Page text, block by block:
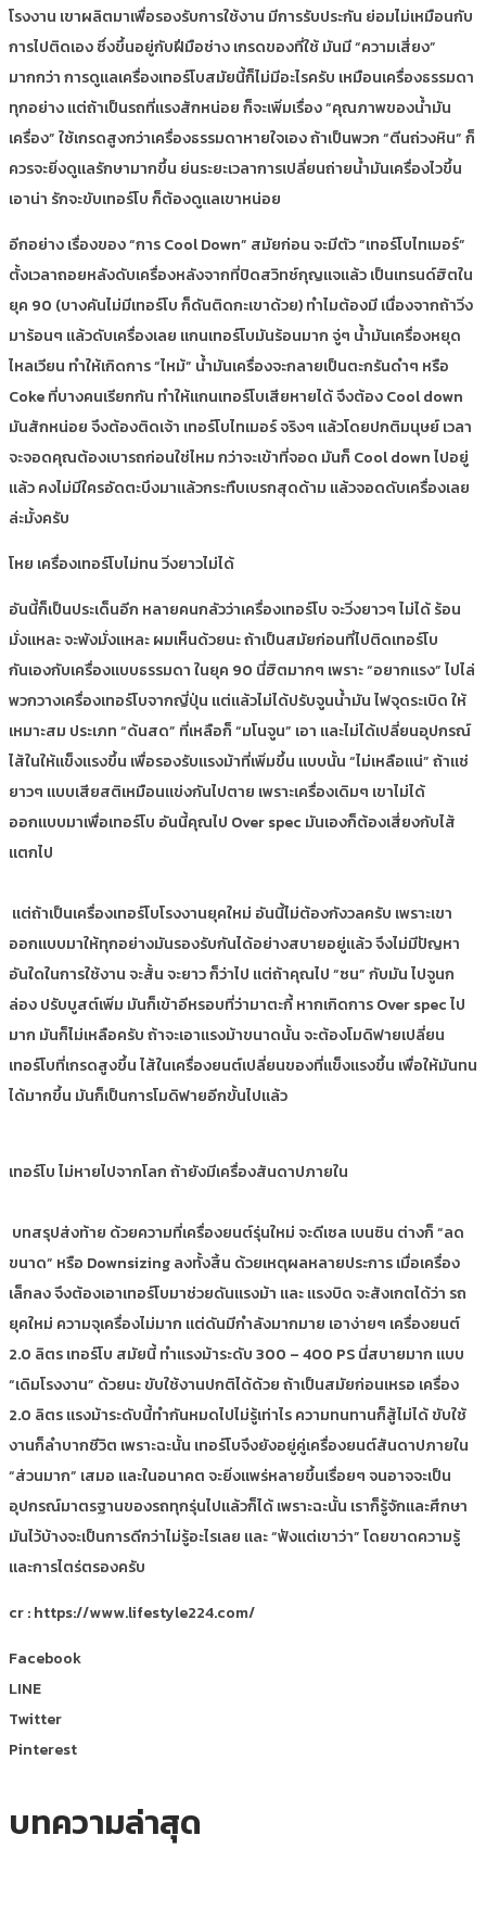
โรงงาน เขาผลิตมาเพื่อรองรับการใช้งาน มีการรับประกัน ย่อมไม่เหมือนกับ
การไปติดเอง ซึ่งขึ้นอยู่กับฝีมือช่าง เกรดของที่ใช้ มันมี “ความเสี่ยง”
มากกว่า การดูแลเครื่องเทอร์โบสมัยนี้ก็ไม่มีอะไรครับ เหมือนเครื่องธรรมดา
ทุกอย่าง แต่ถ้าเป็นรถที่แรงสักหน่อย ก็จะเพิ่มเรื่อง “คุณภาพของน้ำมัน
เครื่อง” ใช้เกรดสูงกว่าเครื่องธรรมดาหายใจเอง ถ้าเป็นพวก “ตีนถ่วงหิน” ก็
ควรจะยิ่งดูแลรักษามากขึ้น ย่นระยะเวลาการเปลี่ยนถ่ายน้ำมันเครื่องไวขึ้น
เอาน่า รักจะขับเทอร์โบ ก็ต้องดูแลเขาหน่อย
อีกอย่าง เรื่องของ “การ Cool Down” สมัยก่อน จะมีตัว “เทอร์โบไทเมอร์”
ตั้งเวลาถอยหลังดับเครื่องหลังจากที่ปิดสวิทช์กุญแจแล้ว เป็นเทรนด์ฮิตใน
ยุค 90 (บางคันไม่มีเทอร์โบ ก็ดันติดกะเขาด้วย) ทำไมต้องมี เนื่องจากถ้าวิ่ง
มาร้อนๆ แล้วดับเครื่องเลย แกนเทอร์โบมันร้อนมาก จู่ๆ น้ำมันเครื่องหยุด
ไหลเวียน ทำให้เกิดการ “ไหม้” น้ำมันเครื่องจะกลายเป็นตะกรันดำๆ หรือ
Coke ที่บางคนเรียกกัน ทำให้แกนเทอร์โบเสียหายได้ จึงต้อง Cool down
มันสักหน่อย จึงต้องติดเจ้า เทอร์โบไทเมอร์ จริงๆ แล้วโดยปกติมนุษย์ เวลา
จะจอดคุณต้องเบารถก่อนใช่ไหม กว่าจะเข้าที่จอด มันก็ Cool down ไปอยู่
แล้ว คงไม่มีใครอัดตะบึงมาแล้วกระทืบเบรกสุดด้าม แล้วจอดดับเครื่องเลย
ล่ะมั้งครับ
โหย เครื่องเทอร์โบไม่ทน วิ่งยาวไม่ได้
อันนี้ก็เป็นประเด็นอีก หลายคนกลัวว่าเครื่องเทอร์โบ จะวิ่งยาวๆ ไม่ได้ ร้อน
มั่งแหละ จะพังมั่งแหละ ผมเห็นด้วยนะ ถ้าเป็นสมัยก่อนที่ไปติดเทอร์โบ
กันเองกับเครื่องแบบธรรมดา ในยุค 90 นี่ฮิตมากๆ เพราะ “อยากแรง” ไปไล่
พวกวางเครื่องเทอร์โบจากญี่ปุ่น แต่แล้วไม่ได้ปรับจูนน้ำมัน ไฟจุดระเบิด ให้
เหมาะสม ประเภท “ด้นสด” ที่เหลือก็ “มโนจูน” เอา และไม่ได้เปลี่ยนอุปกรณ์
ไส้ในให้แข็งแรงขึ้น เพื่อรองรับแรงม้าที่เพิ่มขึ้น แบบนั้น “ไม่เหลือแน่” ถ้าแช่
ยาวๆ แบบเสียสติเหมือนแข่งกันไปตาย เพราะเครื่องเดิมๆ เขาไม่ได้
ออกแบบมาเพื่อเทอร์โบ อันนี้คุณไป Over spec มันเองก็ต้องเสี่ยงกับไส้
แตกไป
แต่ถ้าเป็นเครื่องเทอร์โบโรงงานยุคใหม่ อันนี้ไม่ต้องกังวลครับ เพราะเขา
ออกแบบมาให้ทุกอย่างมันรองรับกันได้อย่างสบายอยู่แล้ว จึงไม่มีปัญหา
อันใดในการใช้งาน จะสั้น จะยาว ก็ว่าไป แต่ถ้าคุณไป “ซน” กับมัน ไปจูนก
ล่อง ปรับบูสต์เพิ่ม มันก็เข้าอีหรอบที่ว่ามาตะกี้ หากเกิดการ Over spec ไป
มาก มันก็ไม่เหลือครับ ถ้าจะเอาแรงม้าขนาดนั้น จะต้องโมดิฟายเปลี่ยน
เทอร์โบที่เกรดสูงขึ้น ไส้ในเครื่องยนต์เปลี่ยนของที่แข็งแรงขึ้น เพื่อให้มันทน
ได้มากขึ้น มันก็เป็นการโมดิฟายอีกขั้นไปแล้ว
เทอร์โบ ไม่หายไปจากโลก ถ้ายังมีเครื่องสันดาปภายใน
บทสรุปส่งท้าย ด้วยความที่เครื่องยนต์รุ่นใหม่ จะดีเซล เบนซิน ต่างก็ “ลด
ขนาด” หรือ Downsizing ลงทั้งสิ้น ด้วยเหตุผลหลายประการ เมื่อเครื่อง
เล็กลง จึงต้องเอาเทอร์โบมาช่วยดันแรงม้า และ แรงบิด จะสังเกตได้ว่า รถ
ยุคใหม่ ความจุเครื่องไม่มาก แต่ดันมีกำลังมากมาย เอาง่ายๆ เครื่องยนต์
2.0 ลิตร เทอร์โบ สมัยนี้ ทำแรงม้าระดับ 300 – 400 PS นี่สบายมาก แบบ
“เดิมโรงงาน” ด้วยนะ ขับใช้งานปกติได้ด้วย ถ้าเป็นสมัยก่อนเหรอ เครื่อง
2.0 ลิตร แรงม้าระดับนี้ทำกันหมดไปไม่รู้เท่าไร ความทนทานก็สู้ไม่ได้ ขับใช้
งานก็ลำบากชีวิต เพราะฉะนั้น เทอร์โบจึงยังอยู่คู่เครื่องยนต์สันดาปภายใน
“ส่วนมาก” เสมอ และในอนาคต จะยิ่งแพร่หลายขึ้นเรื่อยๆ จนอาจจะเป็น
อุปกรณ์มาตรฐานของรถทุกรุ่นไปแล้วก็ได้ เพราะฉะนั้น เราก็รู้จักและศึกษา
มันไว้บ้างจะเป็นการดีกว่าไม่รู้อะไรเลย และ “ฟังแต่เขาว่า” โดยขาดความรู้
และการไตร่ตรองครับ
cr : https://www.lifestyle224.com/
Facebook
LINE
Twitter
Pinterest
บทความล่าสุด